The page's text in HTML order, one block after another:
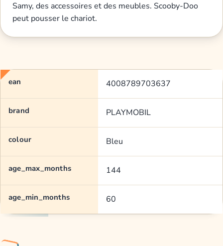
Samy, des accessoires et des meubles. Scooby-Doo
peut pousser le chariot.
ean 4008789703637
brand PLAYMOBIL
colour Bleu
age_max_months 144
age_min_months 60